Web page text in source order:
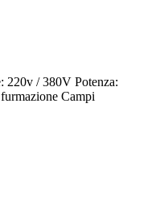
220v / 380V Potenza:
Campi